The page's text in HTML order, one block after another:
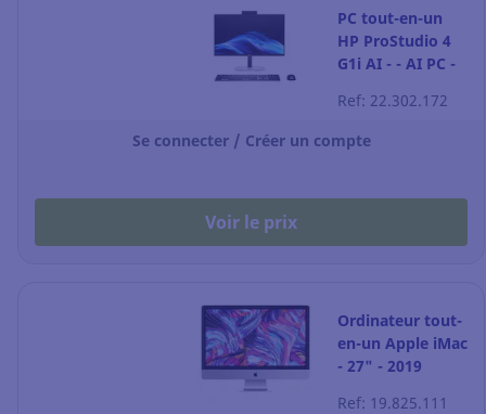
PC tout-en-un
HP ProStudio 4
G1i AI - - AI PC -
- LED 23.8"
Ref: 22.302.172
Se connecter / Créer un compte
Voir le prix
Ordinateur tout-
en-un Apple iMac
- 27" - 2019
Ref: 19.825.111